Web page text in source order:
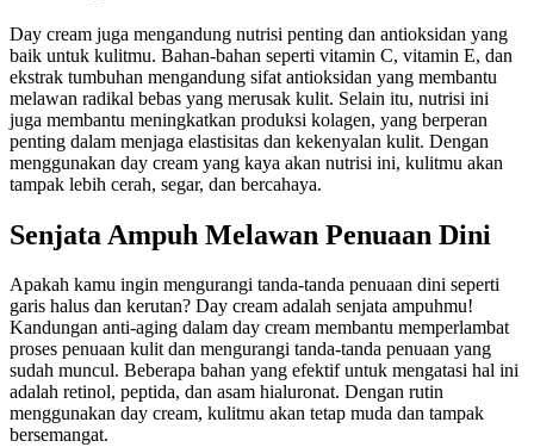
Day cream juga mengandung nutrisi penting dan antioksidan yang
baik untuk kulitmu. Bahan-bahan seperti vitamin C, vitamin E, dan
ekstrak tumbuhan mengandung sifat antioksidan yang membantu
melawan radikal bebas yang merusak kulit. Selain itu, nutrisi ini
juga membantu meningkatkan produksi kolagen, yang berperan
penting dalam menjaga elastisitas dan kekenyalan kulit. Dengan
menggunakan day cream yang kaya akan nutrisi ini, kulitmu akan
tampak lebih cerah, segar, dan bercahaya.
Senjata Ampuh Melawan Penuaan Dini
Apakah kamu ingin mengurangi tanda-tanda penuaan dini seperti
garis halus dan kerutan? Day cream adalah senjata ampuhmu!
Kandungan anti-aging dalam day cream membantu memperlambat
proses penuaan kulit dan mengurangi tanda-tanda penuaan yang
sudah muncul. Beberapa bahan yang efektif untuk mengatasi hal ini
adalah retinol, peptida, dan asam hialuronat. Dengan rutin
menggunakan day cream, kulitmu akan tetap muda dan tampak
bersemangat.